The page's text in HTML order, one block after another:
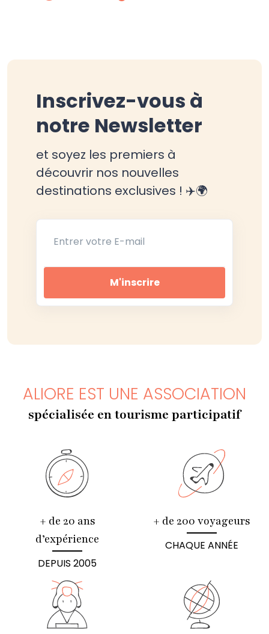
Inscrivez-vous à
notre Newsletter
et soyez les premiers à
découvrir nos nouvelles
destinations exclusives ! ✈️🌍
M'inscrire
ALIORE EST UNE ASSOCIATION
spécialisée en tourisme participatif
+ de 20 ans
d’expérience
DEPUIS 2005
+ de 200 voyageurs
CHAQUE ANNÉE